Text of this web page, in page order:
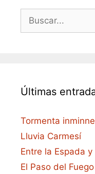
Buscar:
Últimas
Tormenta
Lluvia Carmesí
Entre la Espada y
El Paso del